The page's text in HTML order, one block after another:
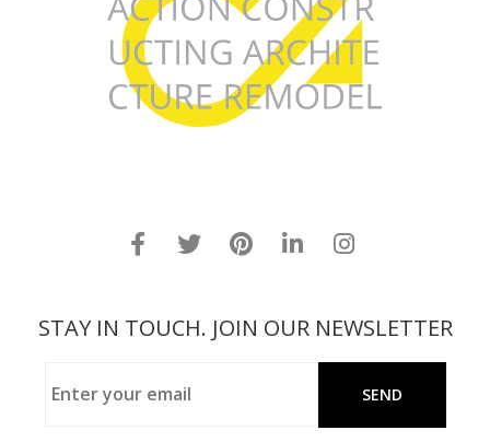
STAY IN TOUCH. JOIN OUR NEWSLETTER